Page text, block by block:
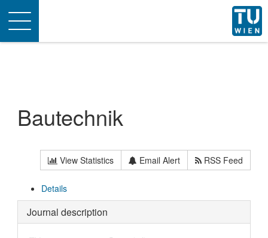
Toggle
navigation
Bautechnik
View Statistics Email Alert RSS Feed
Details
Journal description